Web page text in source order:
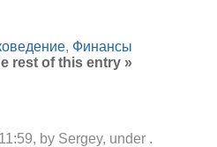
, Финансы
rest of this entry »
by Sergey, under .